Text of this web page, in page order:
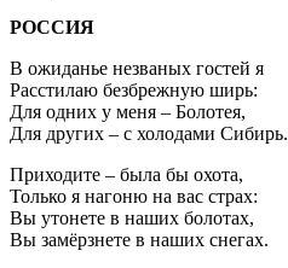
РОССИЯ
В ожиданье незваных гостей я
Расстилаю безбрежную ширь:
Для одних у меня – Болотея,
Для других – с холодами Сибирь.
Приходите – была бы охота,
Только я нагоню на вас страх:
Вы утонете в наших болотах,
Вы замёрзнете в наших снегах.